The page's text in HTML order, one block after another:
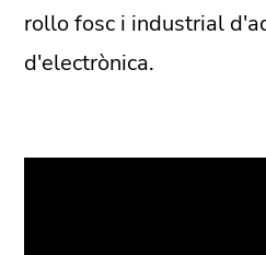
rollo fosc i industrial
d'electrònica.